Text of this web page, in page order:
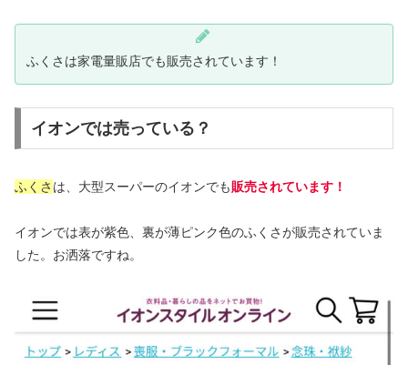
ふくさは家電量販店でも販売されています！
イオンでは売っている？
ふくさ は、大型スーパーのイオンでも 販売されています！
イオンでは表が紫色、裏が薄ピンク色のふくさが販売されていま
した。お洒落ですね。